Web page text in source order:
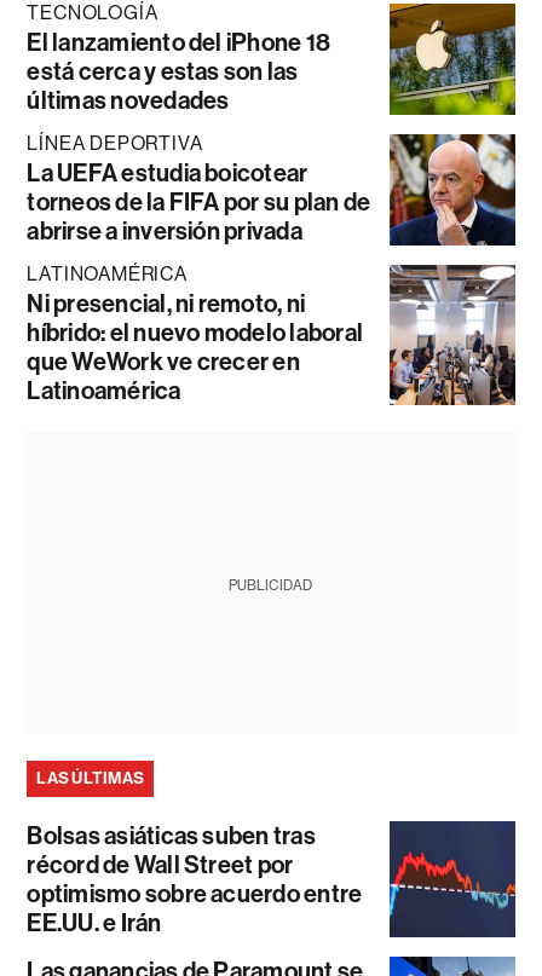
TECNOLOGÍA
El lanzamiento del iPhone 18
está cerca y estas son las
últimas novedades
LÍNEA DEPORTIVA
La UEFA estudia boicotear
torneos de la FIFA por su plan de
abrirse a inversión privada
LATINOAMÉRICA
Ni presencial, ni remoto, ni
híbrido: el nuevo modelo laboral
que WeWork ve crecer en
Latinoamérica
PUBLICIDAD
LAS ÚLTIMAS
Bolsas asiáticas suben tras
récord de Wall Street por
optimismo sobre acuerdo entre
EE.UU. e Irán